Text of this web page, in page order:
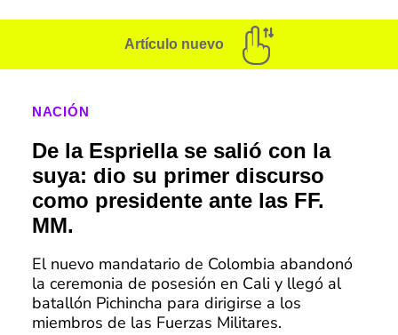
Artículo nuevo
NACIÓN
De la Espriella se salió con la
suya: dio su primer discurso
como presidente ante las FF.
MM.
El nuevo mandatario de Colombia abandonó
la ceremonia de posesión en Cali y llegó al
batallón Pichincha para dirigirse a los
miembros de las Fuerzas Militares.